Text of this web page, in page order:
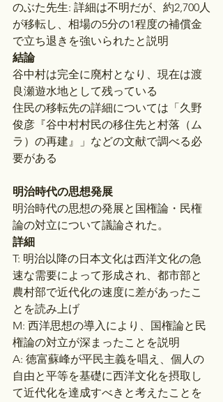
のぶた先生: 詳細は不明だが、約2,700人
が移転し、相場の5分の1程度の補償金
で立ち退きを強いられたと説明
結論
谷中村は完全に廃村となり、現在は渡
良瀬遊水地として残っている
住民の移転先の詳細については「久野
俊彦『谷中村村民の移住先と村落（ム
ラ）の再建』」などの文献で調べる必
要がある
明治時代の思想発展
明治時代の思想の発展と国権論・民権
論の対立について議論された。
詳細
T: 明治以降の日本文化は西洋文化の急
速な需要によって形成され、都市部と
農村部で近代化の速度に差があったこ
とを読み上げ
M: 西洋思想の導入により、国権論と民
権論の対立が深まったことを説明
A: 徳富蘇峰が平民主義を唱え、個人の
自由と平等を基礎に西洋文化を摂取し
て近代化を達成すべきと考えたことを